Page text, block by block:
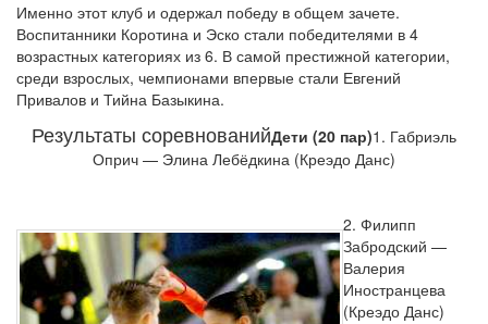
Именно этот клуб и одержал победу в общем зачете.
Воспитанники Коротина и Эско стали победителями в 4
возрастных категориях из 6. В самой престижной категории,
среди взрослых, чемпионами впервые стали Евгений
Привалов и Тийна Базыкина.
Результаты соревнованийДети (20 пар)1. Габриэль
Оприч — Элина Лебёдкина (Креэдо Данс)
2. Филипп
Забродский —
Валерия
Иностранцева
(Креэдо Данс)